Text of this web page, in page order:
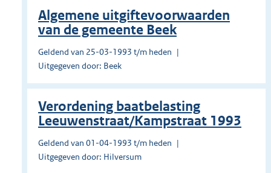
Algemene uitgiftevoorwaarden
van de gemeente Beek
Geldend van 25-03-1993 t/m heden
Uitgegeven door: Beek
Verordening baatbelasting
Leeuwenstraat/Kampstraat 1993
Geldend van 01-04-1993 t/m heden
Uitgegeven door: Hilversum